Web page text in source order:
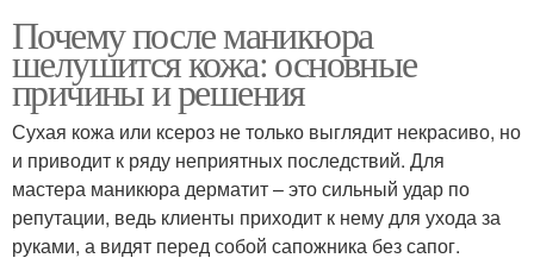
Почему после маникюра
шелушится кожа: основные
причины и решения
Сухая кожа или ксероз не только выглядит некрасиво, но
и приводит к ряду неприятных последствий. Для
мастера маникюра дерматит – это сильный удар по
репутации, ведь клиенты приходит к нему для ухода за
руками, а видят перед собой сапожника без сапог.